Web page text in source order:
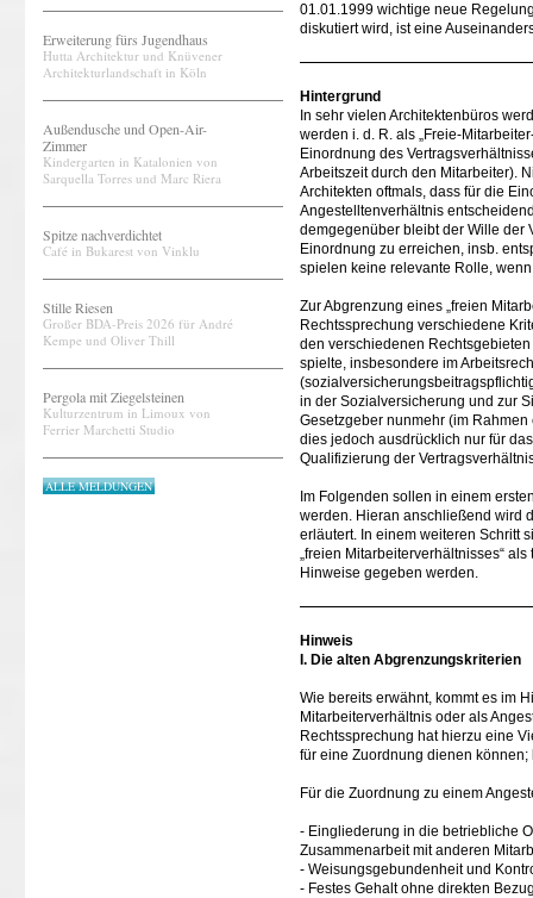
Erweiterung fürs Jugendhaus
Hutta Architektur und Knüvener
Architekturlandschaft in Köln
Außendusche und Open-Air-
Zimmer
Kindergarten in Katalonien von
Sarquella Torres und Marc Riera
Spitze nachverdichtet
Café in Bukarest von Vinklu
Stille Riesen
Großer BDA-Preis 2026 für André
Kempe und Oliver Thill
Pergola mit Ziegelsteinen
Kulturzentrum in Limoux von
Ferrier Marchetti Studio
ALLE MELDUNGEN
01.01.1999 wichtige neue
diskutiert wird, ist eine
Hintergrund
In sehr vielen Architektenbüros
werden i. d. R. als „Freie-
Einordnung des
Arbeitszeit durch den Mitarbeiter).
Architekten oftmals, dass für die
Angestelltenverhältnis
demgegenüber bleibt der Wille der
Einordnung zu erreichen, insb.
spielen keine relevante Rolle,
Zur Abgrenzung eines „freien
Rechtssprechung verschiedene
den verschiedenen
spielte, insbesondere im
in der Sozialversicherung und zur
Gesetzgeber nunmehr (im
dies jedoch ausdrücklich nur für
Qualifizierung der
Im Folgenden sollen in einem
werden. Hieran anschließend wird
erläutert. In einem weiteren Schritt
„freien Mitarbeiterverhältnisses“
Hinweise gegeben werden.
Hinweis
I. Die alten Abgrenzungskriterien
Wie bereits erwähnt, kommt es im
Mitarbeiterverhältnis oder als
Rechtssprechung hat hierzu eine
für eine Zuordnung dienen
Für die Zuordnung zu einem
- Eingliederung in die betriebliche
Zusammenarbeit mit anderen
- Weisungsgebundenheit und
- Festes Gehalt ohne direkten